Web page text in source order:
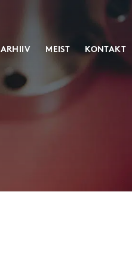
Tõukurid
ARHIIV MEIST KONTAKT